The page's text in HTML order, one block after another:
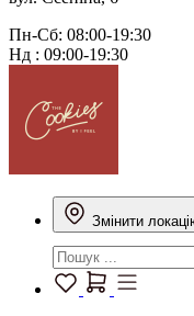
Пн-Сб: 08:00-19:30
Нд : 09:00-19:30
Змінити